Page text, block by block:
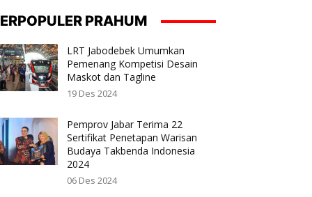
PRAHUM
LRT Jabodebek Umumkan
Pemenang Kompetisi Desain
Maskot dan Tagline
19 Des 2024
Pemprov Jabar Terima 22
Sertifikat Penetapan Warisan
Budaya Takbenda Indonesia
2024
06 Des 2024